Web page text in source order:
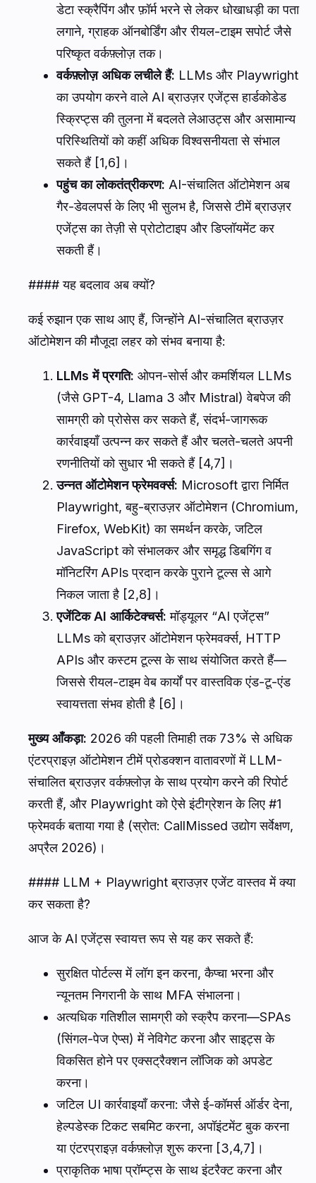
डेटा स्क्रैपिंग और फ़ॉर्म भरने से लेकर धोखाधड़ी का पता
लगाने, ग्राहक ऑनबोर्डिंग और रीयल-टाइम सपोर्ट जैसे
परिष्कृत वर्कफ़्लोज़ तक।
वर्कफ़्लोज़ अधिक लचीले हैं: LLMs और Playwright
का उपयोग करने वाले AI ब्राउज़र एजेंट्स हार्डकोडेड
स्क्रिप्ट्स की तुलना में बदलते लेआउट्स और असामान्य
परिस्थितियों को कहीं अधिक विश्वसनीयता से संभाल
सकते हैं [1,6]।
पहुंच का लोकतंत्रीकरण: AI-संचालित ऑटोमेशन अब
गैर-डेवलपर्स के लिए भी सुलभ है, जिससे टीमें ब्राउज़र
एजेंट्स का तेज़ी से प्रोटोटाइप और डिप्लॉयमेंट कर
सकती हैं।
#### यह बदलाव अब क्यों?
कई रुझान एक साथ आए हैं, जिन्होंने AI-संचालित ब्राउज़र
ऑटोमेशन की मौजूदा लहर को संभव बनाया है:
LLMs में प्रगति: ओपन-सोर्स और कमर्शियल LLMs
(जैसे GPT-4, Llama 3 और Mistral) वेबपेज की
सामग्री को प्रोसेस कर सकते हैं, संदर्भ-जागरूक
कार्रवाइयाँ उत्पन्न कर सकते हैं और चलते-चलते अपनी
रणनीतियों को सुधार भी सकते हैं [4,7]।
उन्नत ऑटोमेशन फ्रेमवर्क्स: Microsoft द्वारा निर्मित
Playwright, बहु-ब्राउज़र ऑटोमेशन (Chromium,
Firefox, WebKit) का समर्थन करके, जटिल
JavaScript को संभालकर और समृद्ध डिबगिंग व
मॉनिटरिंग APIs प्रदान करके पुराने टूल्स से आगे
निकल जाता है [2,8]।
एजेंटिक AI आर्किटेक्चर्स: मॉड्यूलर “AI एजेंट्स”
LLMs को ब्राउज़र ऑटोमेशन फ्रेमवर्क्स, HTTP
APIs और कस्टम टूल्स के साथ संयोजित करते हैं—
जिससे रीयल-टाइम वेब कार्यों पर वास्तविक एंड-टू-एंड
स्वायत्तता संभव होती है [6]।
मुख्य आँकड़ा: 2026 की पहली तिमाही तक 73% से अधिक
एंटरप्राइज़ ऑटोमेशन टीमें प्रोडक्शन वातावरणों में LLM-
संचालित ब्राउज़र वर्कफ़्लोज़ के साथ प्रयोग करने की रिपोर्ट
करती हैं, और Playwright को ऐसे इंटीग्रेशन के लिए #1
फ्रेमवर्क बताया गया है (स्रोत: CallMissed उद्योग सर्वेक्षण,
अप्रैल 2026)।
#### LLM + Playwright ब्राउज़र एजेंट वास्तव में क्या
कर सकता है?
आज के AI एजेंट्स स्वायत्त रूप से यह कर सकते हैं:
सुरक्षित पोर्टल्स में लॉग इन करना, कैप्चा भरना और
न्यूनतम निगरानी के साथ MFA संभालना।
अत्यधिक गतिशील सामग्री को स्क्रैप करना—SPAs
(सिंगल-पेज ऐप्स) में नेविगेट करना और साइट्स के
विकसित होने पर एक्सट्रैक्शन लॉजिक को अपडेट
करना।
जटिल UI कार्रवाइयाँ करना: जैसे ई-कॉमर्स ऑर्डर देना,
हेल्पडेस्क टिकट सबमिट करना, अपॉइंटमेंट बुक करना
या एंटरप्राइज़ वर्कफ़्लोज़ शुरू करना [3,4,7]।
प्राकृतिक भाषा प्रॉम्प्ट्स के साथ इंटरैक्ट करना और